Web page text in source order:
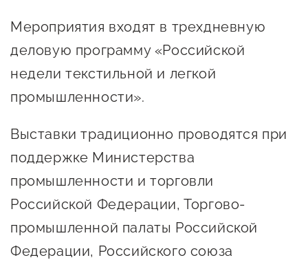
Имущественная поддержка
Консультационная поддержка
Образовательная поддержка
инновационно-
технологического
Поддержка социальных
предпринимателей
Поддержка экспортеров
Мероприятия входят в трехдневную
деловую программу «Российской
недели текстильной и легкой
промышленности».
Выставки традиционно проводятся при
поддержке Министерства
промышленности и торговли
Российской Федерации, Торгово-
промышленной палаты Российской
Федерации, Российского союза